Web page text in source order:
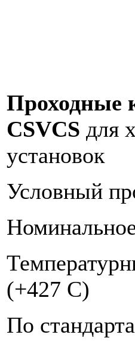
Проходные
CSVCS для
установок
Условный
(+427 C)
По